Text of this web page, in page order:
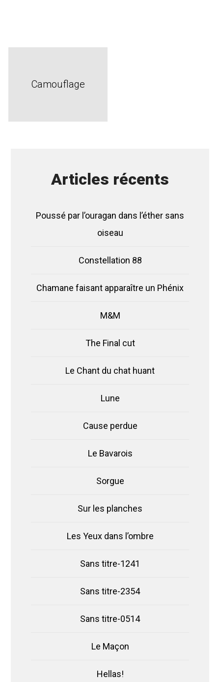
Camouflage
Articles récents
Poussé par l’ouragan dans l’éther sans
oiseau
Constellation 88
Chamane faisant apparaître un Phénix
M&M
The Final cut
Le Chant du chat huant
Lune
Cause perdue
Le Bavarois
Sorgue
Sur les planches
Les Yeux dans l’ombre
Sans titre-1241
Sans titre-2354
Sans titre-0514
Le Maçon
Hellas!